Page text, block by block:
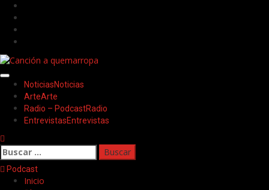
Saltar
contenido
Menú
principal
NoticiasNoticias
ArteArte
Radio – PodcastRadio
EntrevistasEntrevistas
Buscar:
Podcast
Inicio